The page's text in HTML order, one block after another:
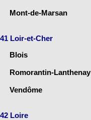
Mont-de-Marsan
41 Loir-et-Cher
Blois
Romorantin-Lanthenay
Vendôme
42 Loire